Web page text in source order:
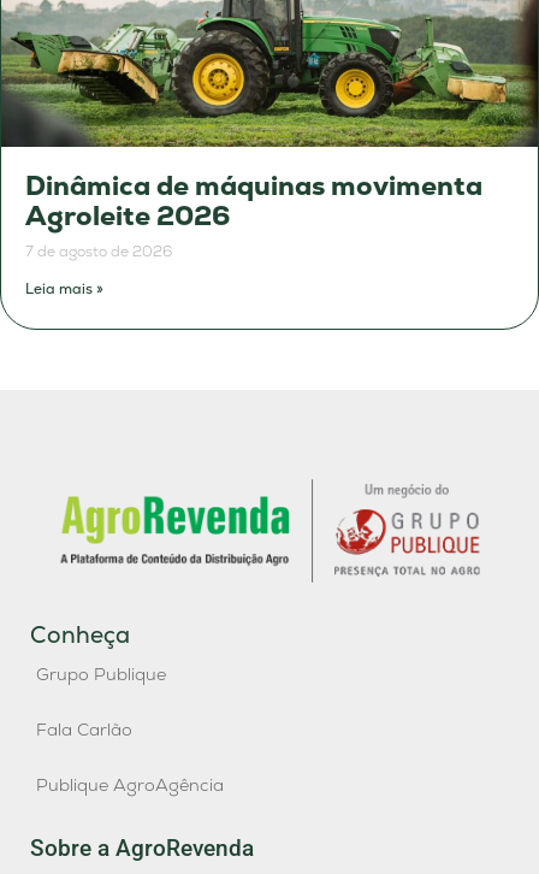
Dinâmica de máquinas movimenta
Agroleite 2026
7 de agosto de 2026
Leia mais »
Conheça
Grupo Publique
Fala Carlão
Publique AgroAgência
Sobre a AgroRevenda